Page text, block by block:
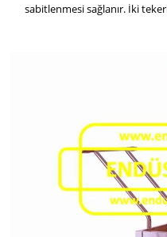
sabitlenmesi sağlanır. İki